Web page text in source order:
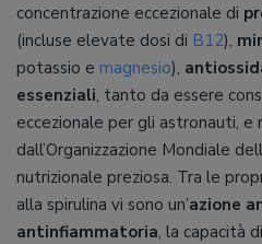
concentrazione eccezionale di
(incluse elevate dosi di B12),
potassio e magnesio),
essenziali, tanto da essere
eccezionale per gli astronauti, e
dall’Organizzazione Mondiale
nutrizionale preziosa. Tra le
alla spirulina vi sono un’azione
antinfiammatoria, la capacità